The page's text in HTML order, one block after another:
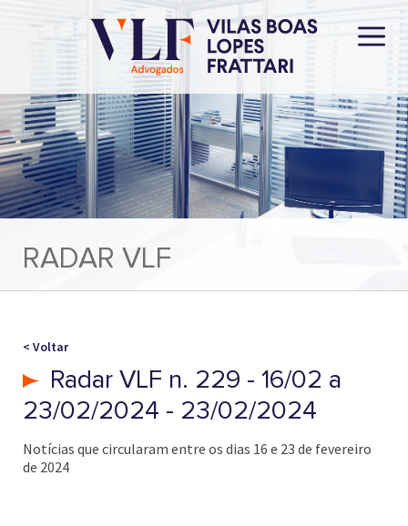
RADAR VLF
< Voltar
Radar VLF n. 229 - 16/02 a
23/02/2024 - 23/02/2024
Notícias que circularam entre os dias 16 e 23 de fevereiro
de 2024